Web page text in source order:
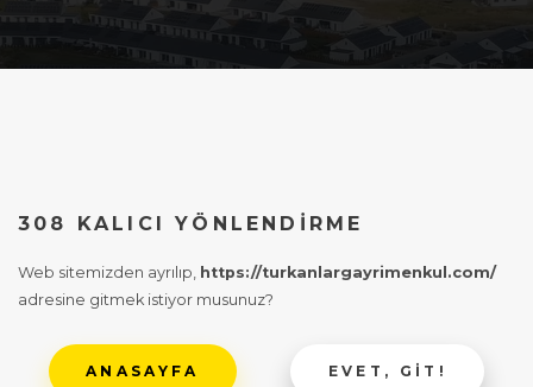
308 KALICI YÖNLENDIRME
Web sitemizden ayrılıp, https://turkanlargayrimenkul.com/
adresine gitmek istiyor musunuz?
ANASAYFA EVET, GIT!